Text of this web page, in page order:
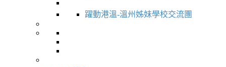
躍動港溫-溫州姊妹學校交流團